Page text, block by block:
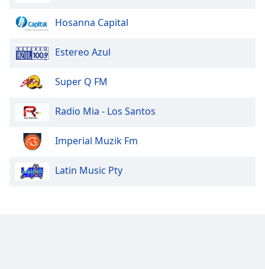
Hosanna Capital
Estereo Azul
Super Q FM
Radio Mia - Los Santos
Imperial Muzik Fm
Latin Music Pty